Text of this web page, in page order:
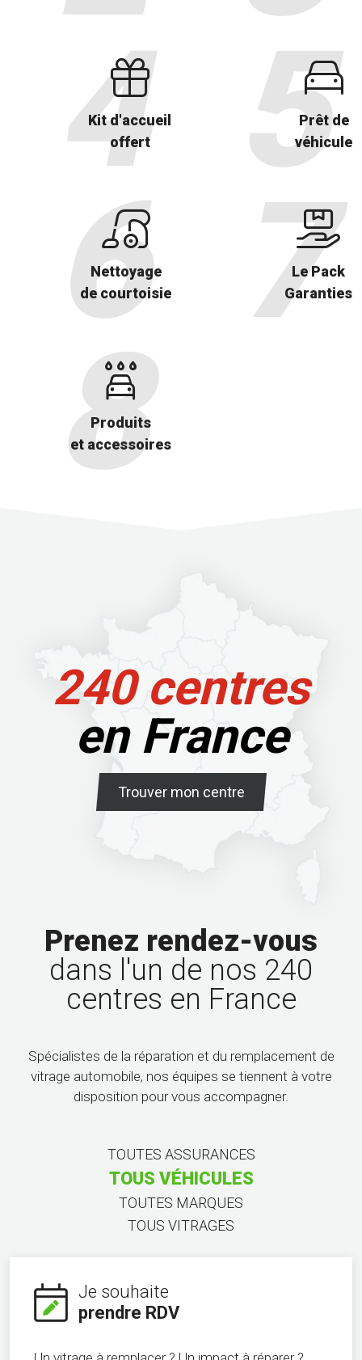
Kit d'accueil
offert
Prêt de
véhicule
Nettoyage
de courtoisie
Le Pack
Garanties
Produits
et accessoires
240 centres
en France
Trouver mon centre
Prenez rendez-vous
dans l'un de nos 240
centres en France
Spécialistes de la réparation et du remplacement de
vitrage automobile, nos équipes se tiennent à votre
disposition pour vous accompagner.
TOUTES ASSURANCES
TOUS VÉHICULES
TOUTES MARQUES
TOUS VITRAGES
Je souhaite
prendre RDV